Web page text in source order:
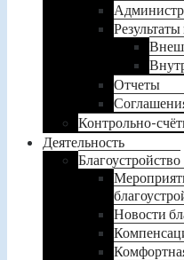
Отчеты
Контрольно-
Деятельность
Благоустройство
Новости